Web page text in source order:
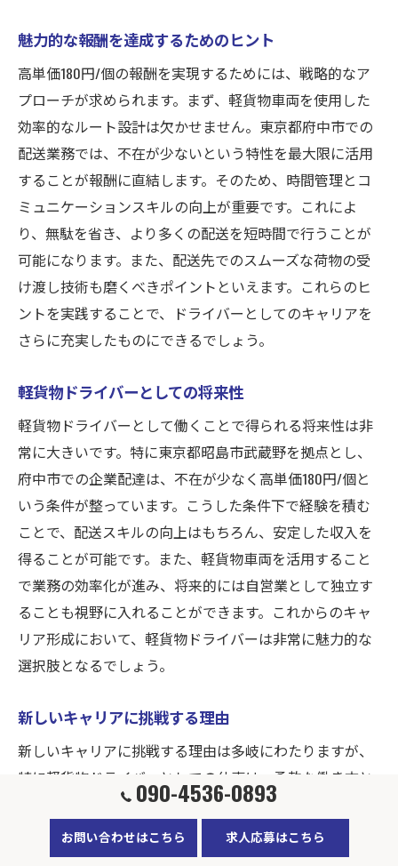
魅力的な報酬を達成するためのヒント
高単価180円/個の報酬を実現するためには、戦略的なア
プローチが求められます。まず、軽貨物車両を使用した
効率的なルート設計は欠かせません。東京都府中市での
配送業務では、不在が少ないという特性を最大限に活用
することが報酬に直結します。そのため、時間管理とコ
ミュニケーションスキルの向上が重要です。これによ
り、無駄を省き、より多くの配送を短時間で行うことが
可能になります。また、配送先でのスムーズな荷物の受
け渡し技術も磨くべきポイントといえます。これらのヒ
ントを実践することで、ドライバーとしてのキャリアを
さらに充実したものにできるでしょう。
軽貨物ドライバーとしての将来性
軽貨物ドライバーとして働くことで得られる将来性は非
常に大きいです。特に東京都昭島市武蔵野を拠点とし、
府中市での企業配達は、不在が少なく高単価180円/個と
いう条件が整っています。こうした条件下で経験を積む
ことで、配送スキルの向上はもちろん、安定した収入を
得ることが可能です。また、軽貨物車両を活用すること
で業務の効率化が進み、将来的には自営業として独立す
ることも視野に入れることができます。これからのキャ
リア形成において、軽貨物ドライバーは非常に魅力的な
選択肢となるでしょう。
新しいキャリアに挑戦する理由
新しいキャリアに挑戦する理由は多岐にわたりますが、
特に軽貨物ドライバーとしての仕事は、柔軟な働き方と
高報酬の両立を実現する絶好の機会です。東京都昭島市
武蔵野を拠点に、府中市での配達は高単価180円/個であ
り、不在が少ないことから効率的な働き方が期待できま
090-4536-0893
お問い合わせはこちら 求人応募はこちら